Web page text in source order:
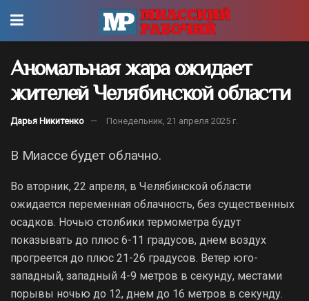
Аномальная жара ожидает
жителей Челябинской области
Дарья Никитенко Понедельник, 21 апреля 2025 г.
В Миассе будет облачно.
Во вторник, 22 апреля, в Челябинской области
ожидается переменная облачность, без существенных
осадков. Ночью столбики термометра будут
показывать до плюс 6-11 градусов, днем воздух
прогреется до плюс 21-26 градусов. Ветер юго-
западный, западный 4-9 метров в секунду, местами
порывы ночью до 12, днем до 16 метров в секунду.